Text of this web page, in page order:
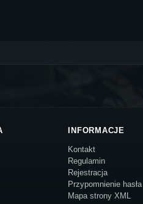
INFORMACJE
Kontakt
Regulamin
Rejestracja
Przypomnienie hasła
Mapa strony XML